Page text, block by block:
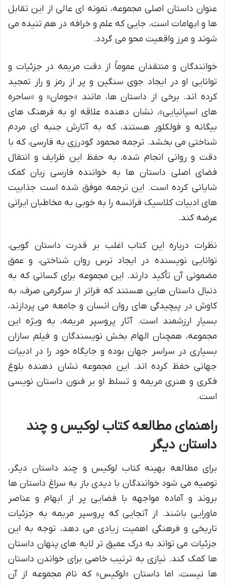
عنوان داستان اصلی مجموعه، نمونه ای عالی از این تقابل
ها و ابهامات است، جایی که علم و خرافه در هم تنیده می
شوند و مرز واقعیت محو می گردد.
خوانندگان و منتقدان عموماً از دقت مریمه در جزئیات و
توانایی او در ایجاد جوی سنگین و پر از رمز و راز تمجید
کرده اند. برخی از داستان ها، مانند «جومان» و «ساحره
های اسپانیایی»، نشان دهنده علاقه او به فرهنگ های
بیگانه و فولکلور هستند، که به آثارش جنبه ای مردم
شناختی می بخشد. ترجمه محمود گودرزی به فارسی، که با
دقت و روانی انجام شده، به حفظ این ظرایف و انتقال
فضای اصلی داستان ها به خواننده فارسی زبان کمک
شایانی کرده است. این ترجمه موفق شده است جذابیت
های ادبیات کلاسیک فرانسه را به خوبی به مخاطبان ایرانی
عرضه کند.
نظرات درباره این کتاب اغلب بر قدرت داستان گویی،
توانایی نویسنده در ایجاد ترس روان شناختی، و عمق
مضمونی آن تأکید دارند. این مجموعه برای کسانی که به
دنبال داستان هایی هستند که فراتر از سرگرمی صرف، به
کاوش در پیچیدگی های روان انسان و جامعه می پردازند،
بسیار ارزشمند است. آثار پروسپر مریمه، به ویژه این
مجموعه، همچنان الهام بخش نویسندگان و فیلم سازان
بسیاری در سراسر جهان بوده و جایگاه خود را در ادبیات
جهانی حفظ کرده اند. این مجموعه نشان دهنده بلوغ
فکری و هنری مریمه و تسلط او بر فنون داستان نویسی
است.
راهنمای مطالعه کتاب لوکیس و چند
داستان دیگر
برای مطالعه بهینه کتاب لوکیس و چند داستان دیگر،
توصیه می شود خوانندگان با دیدی باز به سراغ داستان ها
بروند و آماده مواجهه با فضایی پر از ابهام و عناصر
ماورایی باشند. از آنجایی که پروسپر مریمه به جزئیات
تاریخی و فرهنگی اهمیت زیادی می دهد، توجه به این
جزئیات می تواند به درک عمیق تر لایه های پنهان داستان
ها کمک کند. نیازی به ترتیب خاصی برای خواندن داستان
ها نیست، اما داستان «لوکیس» که نام مجموعه از آن